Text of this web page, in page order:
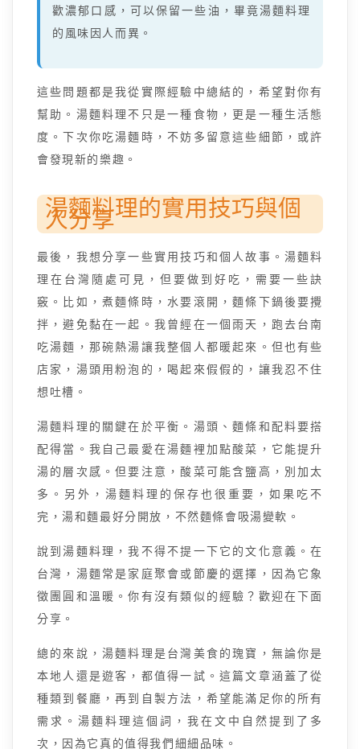
歡濃郁口感，可以保留一些油，畢竟湯麵料理
的風味因人而異。
這些問題都是我從實際經驗中總結的，希望對你有
幫助。湯麵料理不只是一種食物，更是一種生活態
度。下次你吃湯麵時，不妨多留意這些細節，或許
會發現新的樂趣。
湯麵料理的實用技巧與個
人分享
最後，我想分享一些實用技巧和個人故事。湯麵料
理在台灣隨處可見，但要做到好吃，需要一些訣
竅。比如，煮麵條時，水要滾開，麵條下鍋後要攪
拌，避免黏在一起。我曾經在一個雨天，跑去台南
吃湯麵，那碗熱湯讓我整個人都暖起來。但也有些
店家，湯頭用粉泡的，喝起來假假的，讓我忍不住
想吐槽。
湯麵料理的關鍵在於平衡。湯頭、麵條和配料要搭
配得當。我自己最愛在湯麵裡加點酸菜，它能提升
湯的層次感。但要注意，酸菜可能含鹽高，別加太
多。另外，湯麵料理的保存也很重要，如果吃不
完，湯和麵最好分開放，不然麵條會吸湯變軟。
說到湯麵料理，我不得不提一下它的文化意義。在
台灣，湯麵常是家庭聚會或節慶的選擇，因為它象
徵團圓和溫暖。你有沒有類似的經驗？歡迎在下面
分享。
總的來說，湯麵料理是台灣美食的瑰寶，無論你是
本地人還是遊客，都值得一試。這篇文章涵蓋了從
種類到餐廳，再到自製方法，希望能滿足你的所有
需求。湯麵料理這個詞，我在文中自然提到了多
次，因為它真的值得我們細細品味。